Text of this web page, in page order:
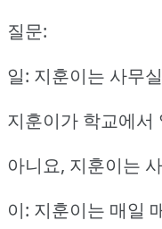
질문:
일: 지훈이는 사무
지훈이가 학교에서
아니요, 지훈이는
이: 지훈이는 매일